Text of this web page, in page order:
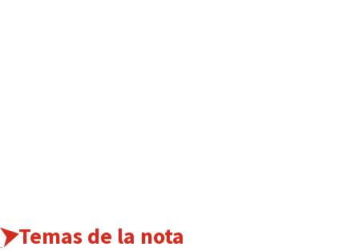
Temas de la nota